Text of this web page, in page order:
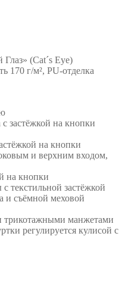
(Cat´s Eye)
170 г/м², PU-отделка
застёжкой на кнопки
на кнопки
и верхним входом,
на кнопки
текстильной застёжкой
и съёмной меховой
трикотажными манжетами
регулируется кулисой с